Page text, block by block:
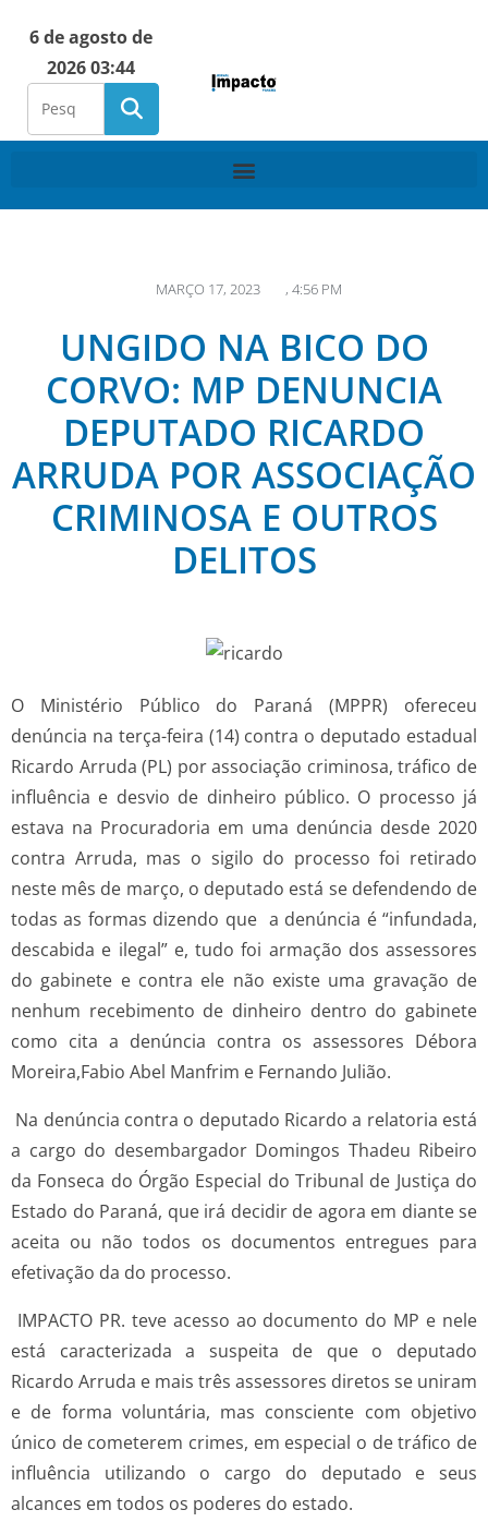
6 de agosto de
2026 03:44
MARÇO 17, 2023 , 4:56 PM
UNGIDO NA BICO DO
CORVO: MP DENUNCIA
DEPUTADO RICARDO
ARRUDA POR ASSOCIAÇÃO
CRIMINOSA E OUTROS
DELITOS
O Ministério Público do Paraná (MPPR) ofereceu
denúncia na terça-feira (14) contra o deputado estadual
Ricardo Arruda (PL) por associação criminosa, tráfico de
influência e desvio de dinheiro público. O processo já
estava na Procuradoria em uma denúncia desde 2020
contra Arruda, mas o sigilo do processo foi retirado
neste mês de março, o deputado está se defendendo de
todas as formas dizendo que a denúncia é “infundada,
descabida e ilegal” e, tudo foi armação dos assessores
do gabinete e contra ele não existe uma gravação de
nenhum recebimento de dinheiro dentro do gabinete
como cita a denúncia contra os assessores Débora
Moreira,Fabio Abel Manfrim e Fernando Julião.
Na denúncia contra o deputado Ricardo a relatoria está
a cargo do desembargador Domingos Thadeu Ribeiro
da Fonseca do Órgão Especial do Tribunal de Justiça do
Estado do Paraná, que irá decidir de agora em diante se
aceita ou não todos os documentos entregues para
efetivação da do processo.
IMPACTO PR. teve acesso ao documento do MP e nele
está caracterizada a suspeita de que o deputado
Ricardo Arruda e mais três assessores diretos se uniram
e de forma voluntária, mas consciente com objetivo
único de cometerem crimes, em especial o de tráfico de
influência utilizando o cargo do deputado e seus
alcances em todos os poderes do estado.